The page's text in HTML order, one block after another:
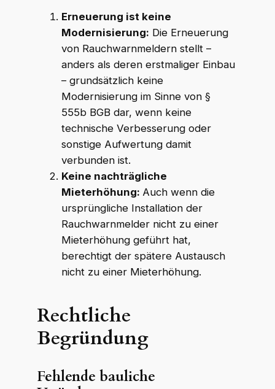
Erneuerung ist keine
Modernisierung: Die Erneuerung
von Rauchwarnmeldern stellt –
anders als deren erstmaliger Einbau
– grundsätzlich keine
Modernisierung im Sinne von §
555b BGB dar, wenn keine
technische Verbesserung oder
sonstige Aufwertung damit
verbunden ist.
Keine nachträgliche
Mieterhöhung: Auch wenn die
ursprüngliche Installation der
Rauchwarnmelder nicht zu einer
Mieterhöhung geführt hat,
berechtigt der spätere Austausch
nicht zu einer Mieterhöhung.
Rechtliche
Begründung
Fehlende bauliche